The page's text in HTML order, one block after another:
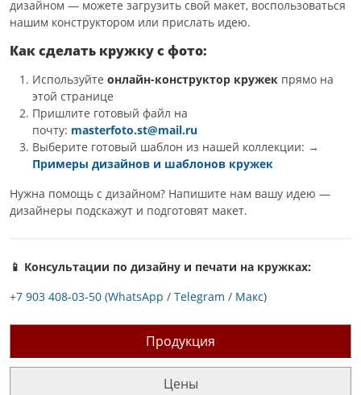
дизайном — можете загрузить свой макет, воспользоваться
нашим конструктором или прислать идею.
Как сделать кружку с фото:
Используйте онлайн-конструктор кружек прямо на
этой странице
Пришлите готовый файл на
почту: masterfoto.st@mail.ru
Выберите готовый шаблон из нашей коллекции: →
Примеры дизайнов и шаблонов кружек
Нужна помощь с дизайном? Напишите нам вашу идею —
дизайнеры подскажут и подготовят макет.
📱 Консультации по дизайну и печати на кружках:
+7 903 408-03-50 (WhatsApp / Telegram / Макс)
Продукция
Цены